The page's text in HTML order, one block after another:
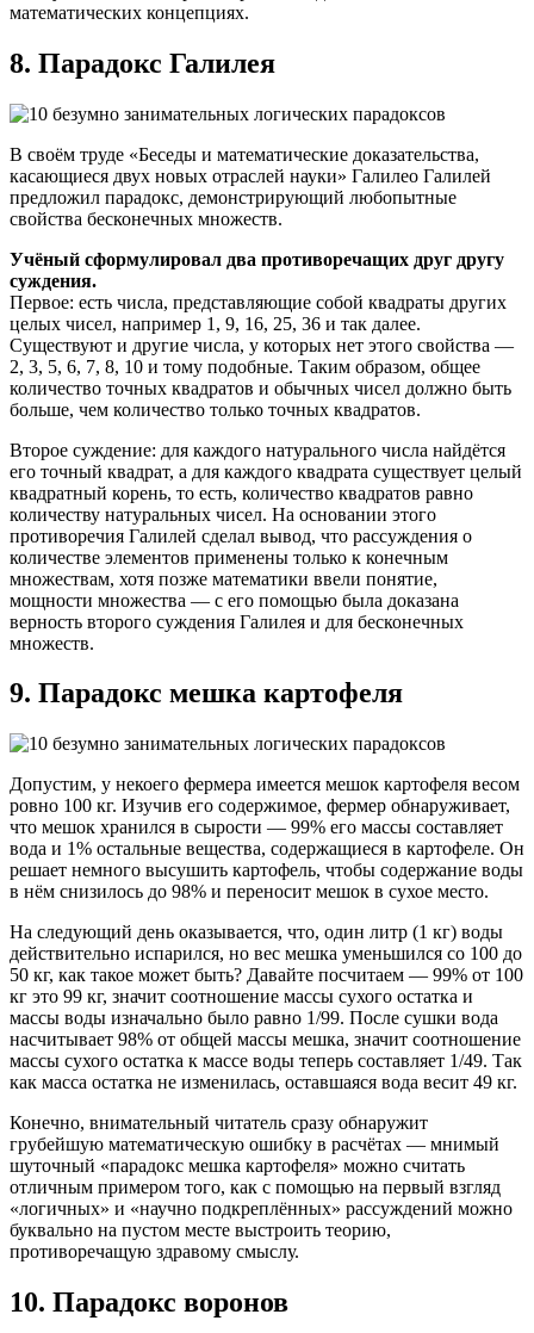
математических концепциях.
8. Парадокс Галилея
В своём труде «Беседы и математические доказательства,
касающиеся двух новых отраслей науки» Галилео Галилей
предложил парадокс, демонстрирующий любопытные
свойства бесконечных множеств.
Учёный сформулировал два противоречащих друг другу
суждения.
Первое: есть числа, представляющие собой квадраты других
целых чисел, например 1, 9, 16, 25, 36 и так далее.
Существуют и другие числа, у которых нет этого свойства —
2, 3, 5, 6, 7, 8, 10 и тому подобные. Таким образом, общее
количество точных квадратов и обычных чисел должно быть
больше, чем количество только точных квадратов.
Второе суждение: для каждого натурального числа найдётся
его точный квадрат, а для каждого квадрата существует целый
квадратный корень, то есть, количество квадратов равно
количеству натуральных чисел. На основании этого
противоречия Галилей сделал вывод, что рассуждения о
количестве элементов применены только к конечным
множествам, хотя позже математики ввели понятие,
мощности множества — с его помощью была доказана
верность второго суждения Галилея и для бесконечных
множеств.
9. Парадокс мешка картофеля
Допустим, у некоего фермера имеется мешок картофеля весом
ровно 100 кг. Изучив его содержимое, фермер обнаруживает,
что мешок хранился в сырости — 99% его массы составляет
вода и 1% остальные вещества, содержащиеся в картофеле. Он
решает немного высушить картофель, чтобы содержание воды
в нём снизилось до 98% и переносит мешок в сухое место.
На следующий день оказывается, что, один литр (1 кг) воды
действительно испарился, но вес мешка уменьшился со 100 до
50 кг, как такое может быть? Давайте посчитаем — 99% от 100
кг это 99 кг, значит соотношение массы сухого остатка и
массы воды изначально было равно 1/99. После сушки вода
насчитывает 98% от общей массы мешка, значит соотношение
массы сухого остатка к массе воды теперь составляет 1/49. Так
как масса остатка не изменилась, оставшаяся вода весит 49 кг.
Конечно, внимательный читатель сразу обнаружит
грубейшую математическую ошибку в расчётах — мнимый
шуточный «парадокс мешка картофеля» можно считать
отличным примером того, как с помощью на первый взгляд
«логичных» и «научно подкреплённых» рассуждений можно
буквально на пустом месте выстроить теорию,
противоречащую здравому смыслу.
10. Парадокс воронов